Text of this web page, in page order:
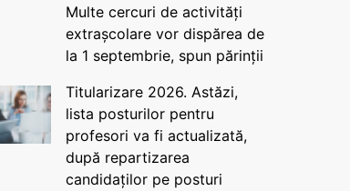
Multe cercuri de activități
extrașcolare vor dispărea de
la 1 septembrie, spun părinții
Titularizare 2026. Astăzi,
lista posturilor pentru
profesori va fi actualizată,
după repartizarea
candidaților pe posturi